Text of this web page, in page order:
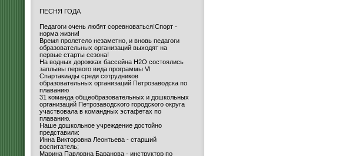
ПЕСНЯ ГОДА
Педагоги очень любят соревноваться!Спорт -
норма жизни!
Время пролетело незаметно, и вновь педагоги
образовательных организаций выходят на
первые старты сезона!
На водных дорожках бассейна H2O состоялись
заплывы первого вида программы VI
Спартакиады среди сотрудников
образовательных организаций Петрозаводска по
плаванию
31 команда общеобразовательных и дошкольных
организаций Петрозаводского городского округа
участвовала в командных эстафетах по
плаванию.
Наше дошкольное учреждение достойно
представили:
Инна Викторовна Леонтьева - старший
воспитатель;
Марина Павловна Баранова - инструктор по